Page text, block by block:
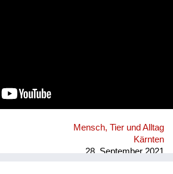
Mensch, Tier und Alltag
Kärnten
28. September 2021